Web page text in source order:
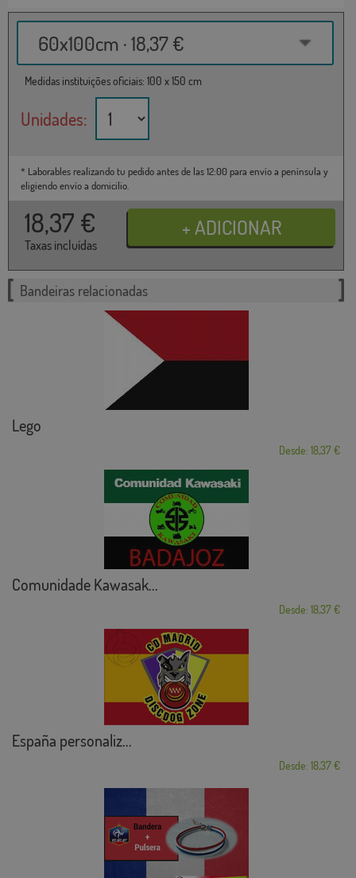
60x100cm · 18,37 €
Medidas instituições oficiais: 100 x 150 cm
Unidades:
* Laborables realizando tu pedido antes de las 12:00 para envío a península y
eligiendo envío a domicilio.
18,37 €
Taxas incluídas
Bandeiras relacionadas
Lego
Desde: 18,37 €
Comunidade Kawasak...
Desde: 18,37 €
España personaliz...
Desde: 18,37 €